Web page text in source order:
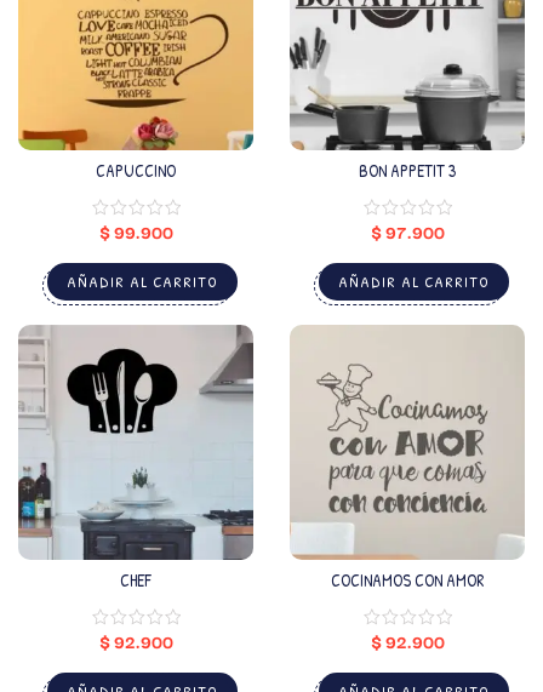
CAPUCCINO
$99.900
AÑADIR AL CARRITO
BON APPETIT 3
$97.900
AÑADIR AL CARRITO
CHEF
$92.900
COCINAMOS CON AMOR
$92.900